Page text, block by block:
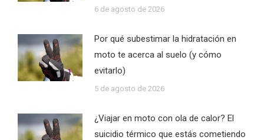
6 de agosto de 2026
Por qué subestimar la hidratación en
moto te acerca al suelo (y cómo
evitarlo)
5 de agosto de 2026
¿Viajar en moto con ola de calor? El
suicidio térmico que estás cometiendo